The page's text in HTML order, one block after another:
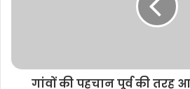
गांवों की पहचान पूर्व की तरह